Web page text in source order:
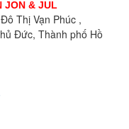
JON & JUL
Thị Vạn Phúc ,
Đức, Thành phố Hồ